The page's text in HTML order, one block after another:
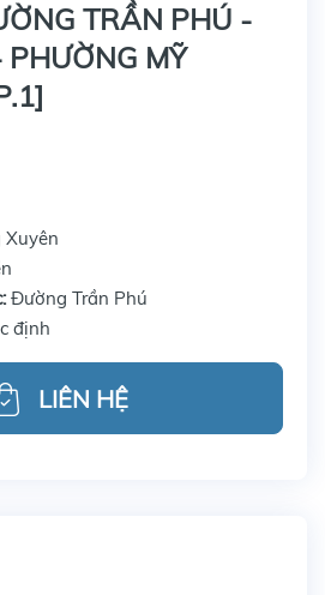
TRẦN PHÚ -
PHƯỜNG MỸ
Xuyên
Đường Trần Phú
định
LIÊN HỆ